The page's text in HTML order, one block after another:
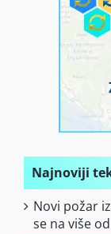
Najnoviji
Novi požar
se na više